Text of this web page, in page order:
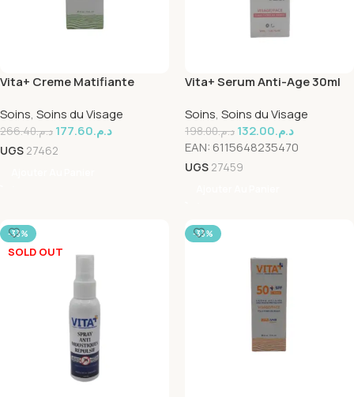
Vita+ Creme Matifiante
Soins, Soins du Visage
د.م.266.40 د.م.177.60
UGS 27462
Vita+ Serum Anti-Age 30ml
Soins, Soins du Visage
د.م.198.00 د.م.132.00
EAN: 6115648235470
UGS 27459
-33%
SOLD OUT
-33%